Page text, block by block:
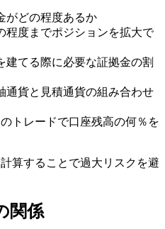
がどの程度あるか
程度までポジションを拡大で
建てる際に必要な証拠金の割
通貨と見積通貨の組み合わせ
トレードで口座残高の何％を
算することで過大リスクを避
関係